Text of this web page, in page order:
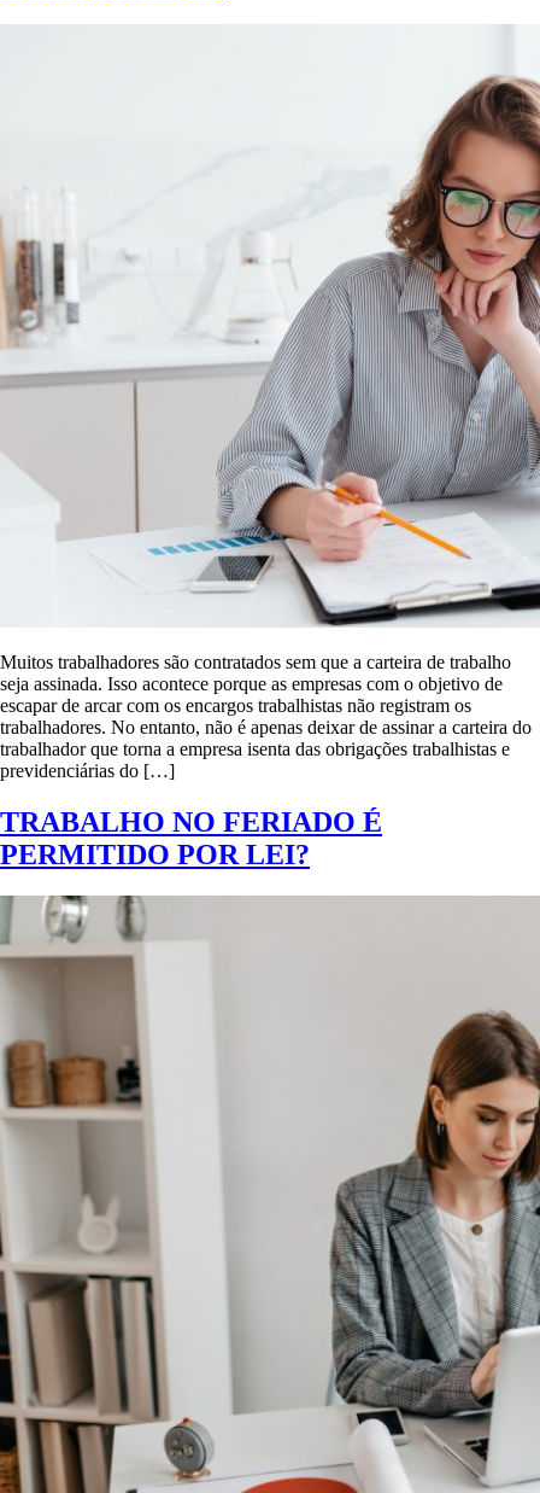
Muitos trabalhadores são contratados sem que a carteira de trabalho
seja assinada. Isso acontece porque as empresas com o objetivo de
escapar de arcar com os encargos trabalhistas não registram os
trabalhadores. No entanto, não é apenas deixar de assinar a carteira do
trabalhador que torna a empresa isenta das obrigações trabalhistas e
previdenciárias do […]
TRABALHO NO FERIADO É
PERMITIDO POR LEI?